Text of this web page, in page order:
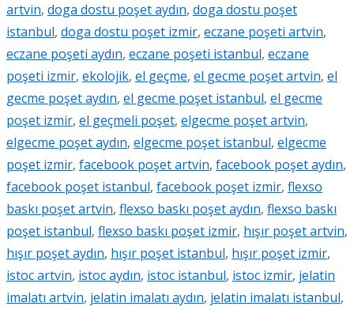
artvin, doga dostu poşet aydın, doga dostu poşet
istanbul, doga dostu poşet izmir, eczane poşeti artvin,
eczane poşeti aydın, eczane poşeti istanbul, eczane
poşeti izmir, ekolojik, el geçme, el gecme poşet artvin, el
gecme poşet aydın, el gecme poşet istanbul, el gecme
poşet izmir, el geçmeli poşet, elgecme poşet artvin,
elgecme poşet aydın, elgecme poşet istanbul, elgecme
poşet izmir, facebook poşet artvin, facebook poşet aydın,
facebook poşet istanbul, facebook poşet izmir, flexso
baskı poşet artvin, flexso baskı poşet aydın, flexso baskı
poşet istanbul, flexso baskı poşet izmir, hışır poşet artvin,
hışır poşet aydın, hışır poşet istanbul, hışır poşet izmir,
istoc artvin, istoc aydın, istoc istanbul, istoc izmir, jelatin
imalatı artvin, jelatin imalatı aydın, jelatin imalatı istanbul,